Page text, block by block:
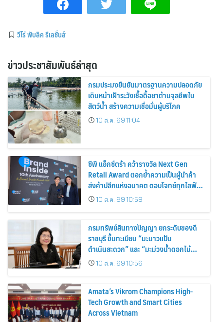
วีโร่ พับลิค รีเลชั่นส์
ข่าวประชาสัมพันธ์ล่าสุด
กรมประมงยืนยันมาตรฐานความปลอดภัย
เดินหน้าเฝ้าระวังเชื้อดื้อยาต้านจุลชีพใน
สัตว์น้ำ สร้างความเชื่อมั่นผู้บริโภค
10 ส.ค. 69 11:04
ซีพี แอ็กซ์ตร้า คว้ารางวัล Next Gen
Retail Award ตอกย้ำความเป็นผู้นำค้า
ส่งค้าปลีกแห่งอนาคต ตอบโจทย์ทุกไลฟ์
สไตล์ผู้บริโภค
10 ส.ค. 69 10:59
กรมทรัพย์สินทางปัญญา ยกระดับของดี
ราชบุรี ขึ้นทะเบียน “มะนาวแป้น
ดำเนินสะดวก” และ “มะม่วงน้ำดอกไม้
ราชบุรี” เป็น GI น้องใหม่ เดินหน้าเพิ่ม
มูลค่าเกษตรอัตลักษณ์ ขับเคลื่อน
เศรษฐกิจชุมชน
10 ส.ค. 69 10:56
Amata’s Vikrom Champions High-
Tech Growth and Smart Cities
Across Vietnam